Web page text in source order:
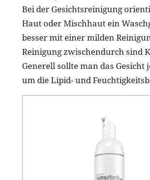
Bei der Gesichtsreinigung
Haut oder Mischhaut ein
besser mit einer milden
Reinigung zwischendurch sind
Generell sollte man das
um die Lipid- und